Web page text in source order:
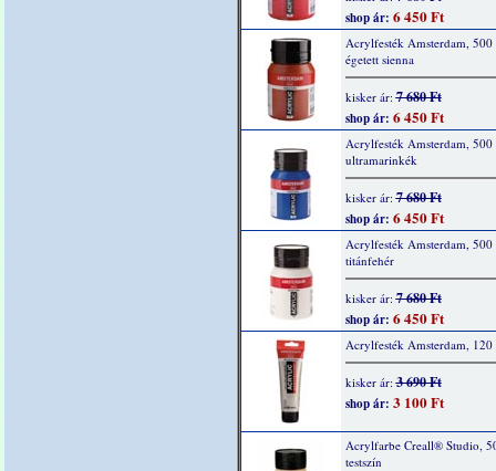
shop ár: 6 450 Ft
Acrylfesték Amsterdam, 500
égetett sienna
kisker ár:7 680 Ft
shop ár: 6 450 Ft
Acrylfesték Amsterdam, 500
ultramarinkék
kisker ár:7 680 Ft
shop ár: 6 450 Ft
Acrylfesték Amsterdam, 500
titánfehér
kisker ár:7 680 Ft
shop ár: 6 450 Ft
Acrylfesték Amsterdam, 120
kisker ár:3 690 Ft
shop ár: 3 100 Ft
Acrylfarbe Creall® Studio,
testszín